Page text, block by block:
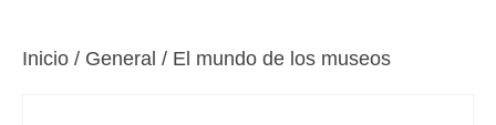
Inicio / General / El mundo de los museos